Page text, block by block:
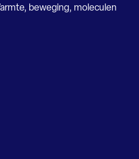
beweging, moleculen